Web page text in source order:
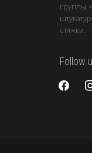
группы,
стяжки.
Follow
facebook